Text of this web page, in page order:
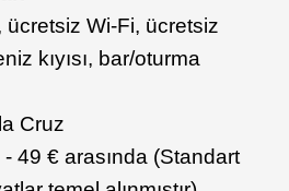
ücretsiz Wi-Fi, ücretsiz
kıyısı, bar/oturma
Cruz
49 € arasında (Standart